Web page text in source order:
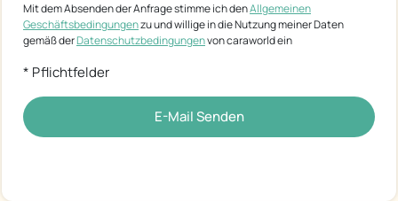
Mit dem Absenden der Anfrage stimme ich denAllgemeinen
Geschäftsbedingungenzu und willige in die Nutzung meiner Daten
gemäß derDatenschutzbedingungenvon caraworld ein
* Pflichtfelder
E-Mail Senden